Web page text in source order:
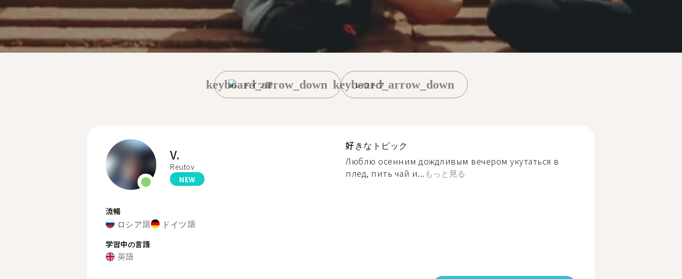
ドイツ語
keyboard_arrow_down レウトフ
keyboard_arrow_down
V.
Reutov
NEW
流暢
ロシア語 ドイツ語
学習中の言語
英語
好きなトピック
Люблю осенним дождливым вечером укутаться в
плед, пить чай и... もっと見る